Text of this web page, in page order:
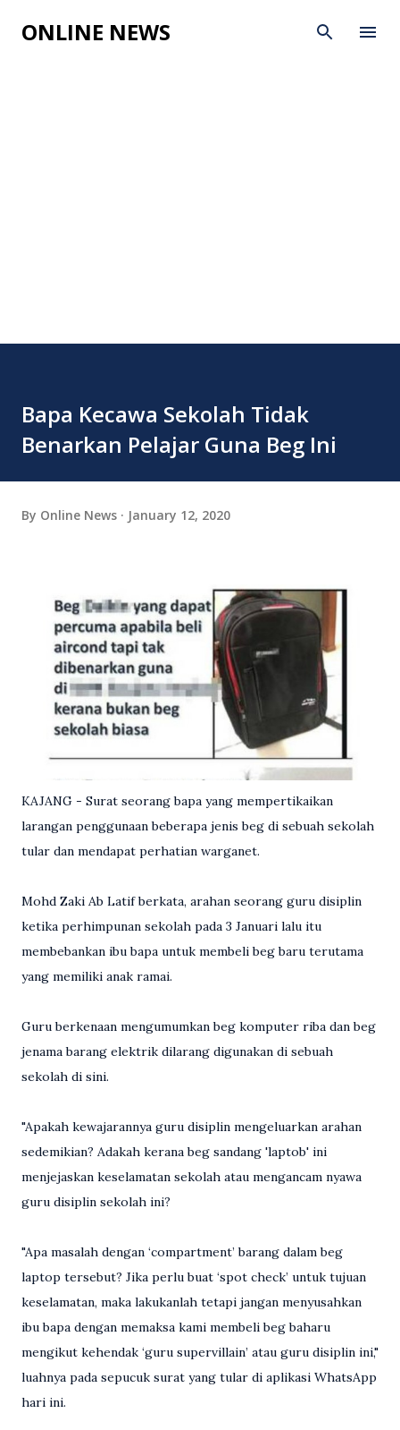
Skip to main content
ONLINE NEWS
Bapa Kecawa Sekolah Tidak
Benarkan Pelajar Guna Beg Ini
By Online News January 12, 2020
KAJANG - Surat seorang bapa yang mempertikaikan
larangan penggunaan beberapa jenis beg di sebuah sekolah
tular dan mendapat perhatian warganet.
Mohd Zaki Ab Latif berkata, arahan seorang guru disiplin
ketika perhimpunan sekolah pada 3 Januari lalu itu
membebankan ibu bapa untuk membeli beg baru terutama
yang memiliki anak ramai.
Guru berkenaan mengumumkan beg komputer riba dan beg
jenama barang elektrik dilarang digunakan di sebuah
sekolah di sini.
"Apakah kewajarannya guru disiplin mengeluarkan arahan
sedemikian? Adakah kerana beg sandang 'laptob' ini
menjejaskan keselamatan sekolah atau mengancam nyawa
guru disiplin sekolah ini?
"Apa masalah dengan ‘compartment’ barang dalam beg
laptop tersebut? Jika perlu buat ‘spot check’ untuk tujuan
keselamatan, maka lakukanlah tetapi jangan menyusahkan
ibu bapa dengan memaksa kami membeli beg baharu
mengikut kehendak ‘guru supervillain’ atau guru disiplin ini,"
luahnya pada sepucuk surat yang tular di aplikasi WhatsApp
hari ini.